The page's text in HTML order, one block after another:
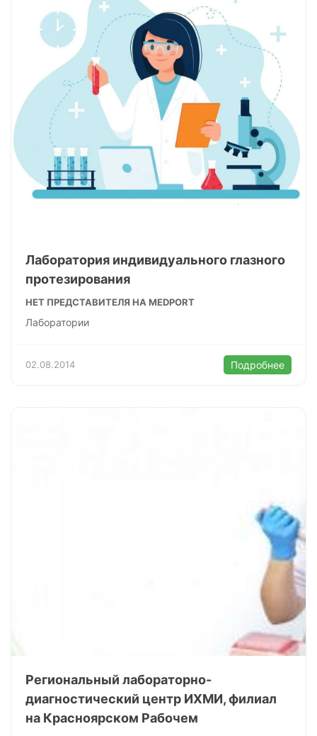
Лаборатория индивидуального глазного
протезирования
НЕТ ПРЕДСТАВИТЕЛЯ НА MEDPORT
Лаборатории
02.08.2014 Подробнее
Региональный лабораторно-
диагностический центр ИХМИ, филиал
на Красноярском Рабочем